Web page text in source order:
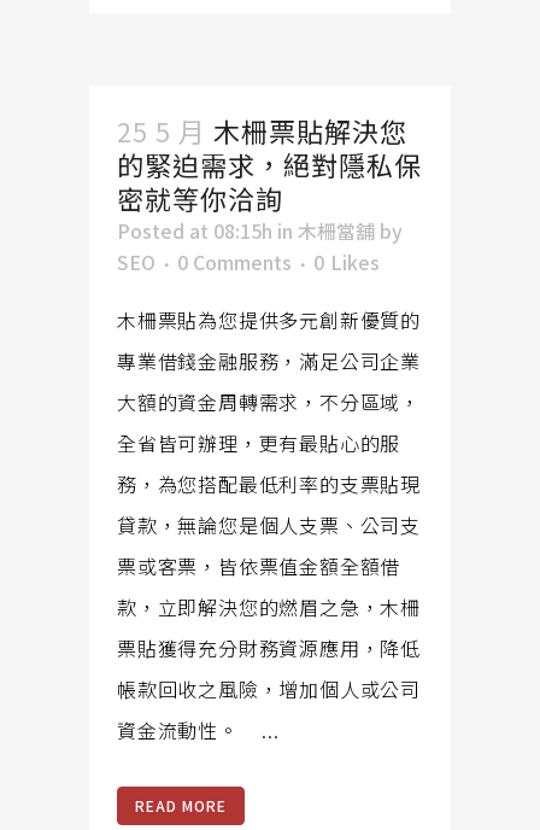
25 5 月 木柵票貼解決您
的緊迫需求，絕對隱私保
密就等你洽詢
Posted at 08:15h in 木柵當舖 by
SEO
0 Comments 0 Likes
木柵票貼為您提供多元創新優質的
專業借錢金融服務，滿足公司企業
大額的資金周轉需求，不分區域，
全省皆可辦理，更有最貼心的服
務，為您搭配最低利率的支票貼現
貸款，無論您是個人支票、公司支
票或客票，皆依票值金額全額借
款，立即解決您的燃眉之急，木柵
票貼獲得充分財務資源應用，降低
帳款回收之風險，增加個人或公司
資金流動性。 ...
READ MORE